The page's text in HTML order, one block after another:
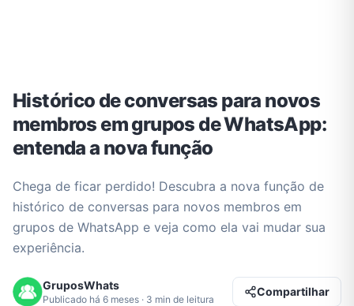
Histórico de conversas para novos
membros em grupos de WhatsApp:
entenda a nova função
Chega de ficar perdido! Descubra a nova função de
histórico de conversas para novos membros em
grupos de WhatsApp e veja como ela vai mudar sua
experiência.
GruposWhats
Publicado há 6 meses · 3 min de leitura
Compartilhar